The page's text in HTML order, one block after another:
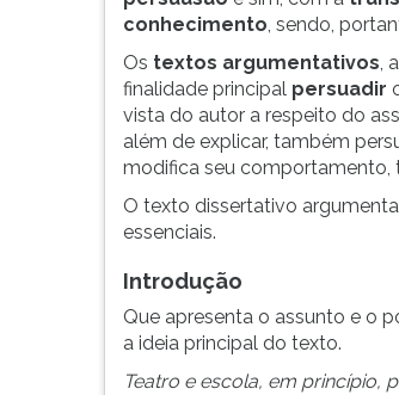
conhecimento, sendo,
Os textos argumentativos,
finalidade principal persuadir
vista do autor a respeito do
além de explicar, também
modifica seu
O texto dissertativo
essenciais.
Introdução
Que apresenta o assunto e o
a ideia principal do texto.
Teatro e escola, em princípio,